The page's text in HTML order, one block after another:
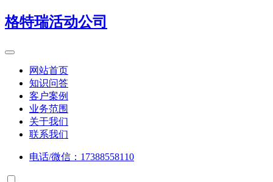
格特瑞活动公司
网站首页
知识问答
客户案例
业务范围
关于我们
联系我们
电话/微信：17388558110